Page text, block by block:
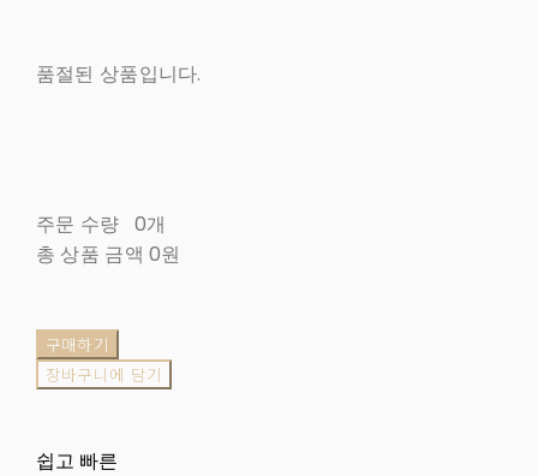
품절된 상품입니다.
주문 수량 0개
총 상품 금액 0원
구매하기
장바구니에 담기
쉽고 빠른